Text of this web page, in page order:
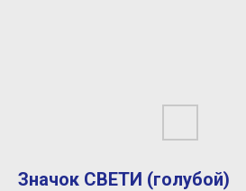
Значок СВЕТИ (голубой)